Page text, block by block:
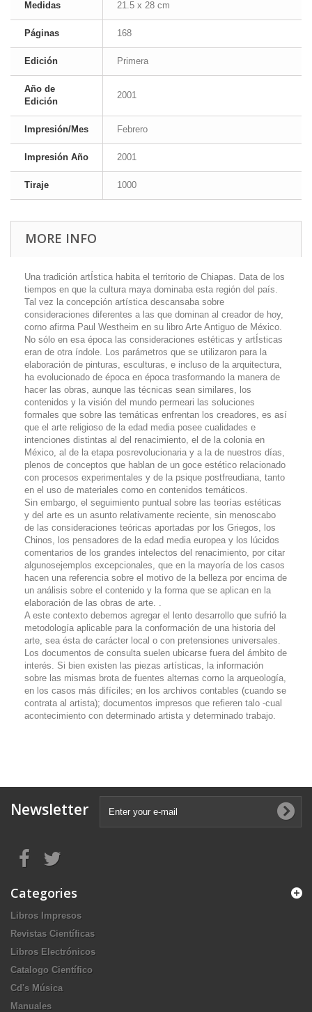
Medidas 21.5 x 28 cm
Páginas 168
Edición Primera
Año de
Edición
2001
Impresión/Mes Febrero
Impresión Año 2001
Tiraje 1000
MORE INFO
Una tradición artÍstica habita el territorio de Chiapas. Data de los
tiempos en que la cultura maya dominaba esta región del país.
Tal vez la concepción artística descansaba sobre
consideraciones diferentes a las que dominan al creador de hoy,
corno afirma Paul Westheim en su libro Arte Antiguo de México.
No sólo en esa época las consideraciones estéticas y artÍsticas
eran de otra índole. Los parámetros que se utilizaron para la
elaboración de pinturas, esculturas, e incluso de la arquitectura,
ha evolucionado de época en época trasformando la manera de
hacer las obras, aunque las técnicas sean similares, los
contenidos y la visión del mundo permeari las soluciones
formales que sobre las temáticas enfrentan los creadores, es así
que el arte religioso de la edad media posee cualidades e
intenciones distintas al del renacimiento, el de la colonia en
México, al de la etapa posrevolucionaria y a la de nuestros días,
plenos de conceptos que hablan de un goce estético relacionado
con procesos experimentales y de la psique postfreudiana, tanto
en el uso de materiales corno en contenidos temáticos.
Sin embargo, el seguimiento puntual sobre las teorías estéticas
y del arte es un asunto relativamente reciente, sin menoscabo
de las consideraciones teóricas aportadas por los Griegos, los
Chinos, los pensadores de la edad media europea y los lúcidos
comentarios de los grandes intelectos del renacimiento, por citar
algunosejemplos excepcionales, que en la mayoría de los casos
hacen una referencia sobre el motivo de la belleza por encima de
un análisis sobre el contenido y la forma que se aplican en la
elaboración de las obras de arte. .
A este contexto debemos agregar el lento desarrollo que sufrió la
metodología aplicable para la conformación de una historia del
arte, sea ésta de carácter local o con pretensiones universales.
Los documentos de consulta suelen ubicarse fuera del ámbito de
interés. Si bien existen las piezas artísticas, la información
sobre las mismas brota de fuentes alternas corno la arqueología,
en los casos más difíciles; en los archivos contables (cuando se
contrata al artista); documentos impresos que refieren talo -cual
acontecimiento con determinado artista y determinado trabajo.
Newsletter
Categories
Libros Impresos
Revistas Científicas
Libros Electrónicos
Catalogo Científico
Cd's Música
Manuales